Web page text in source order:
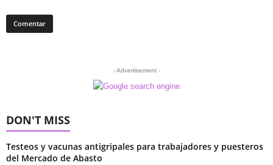
- Advertisement -
DON'T MISS
Testeos y vacunas antigripales para trabajadores y puesteros
del Mercado de Abasto